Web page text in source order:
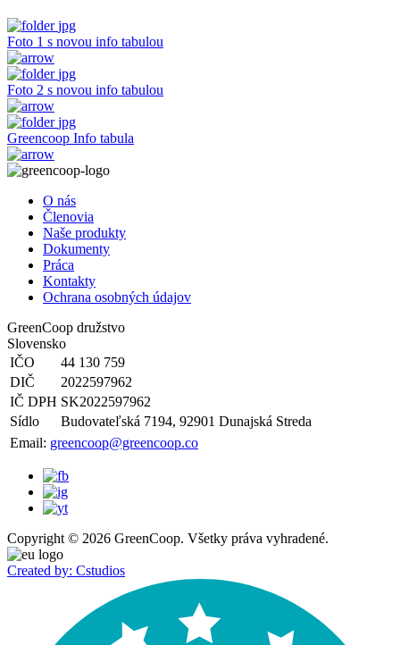
jpg
Foto 1 s novou info tabulou
jpg
Foto 2 s novou info tabulou
jpg
Greencoop Info tabula
O nás
Členovia
Naše produkty
Dokumenty
Práca
Kontakty
Ochrana osobných údajov
GreenCoop družstvo
Slovensko
IČO
44 130 759
DIČ
2022597962
IČ DPH SK2022597962
Sídlo
Budovateľská 7194, 92901 Dunajská Streda
Email: greencoop@greencoop.co
Copyright © 2026 GreenCoop. Všetky práva vyhradené.
Created by: Cstudios